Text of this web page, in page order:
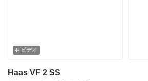
ビデオ
Haas VF 2 SS